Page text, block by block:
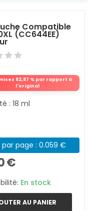
Compatible
(CC644EE)
82,87 % par rapport à
l'original
: 18 ml
par page : 0.059 €
€
En stock
AU PANIER